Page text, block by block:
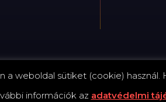
Group Kft.
weboldal sütiket (cookie)
információk az adatvédelmi